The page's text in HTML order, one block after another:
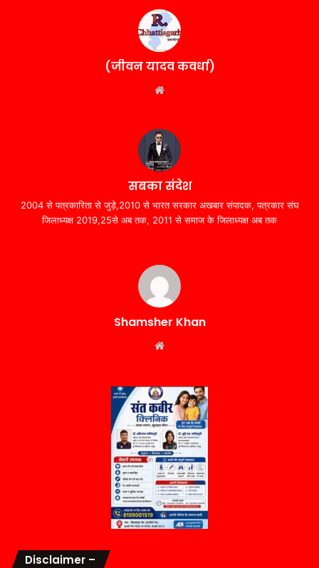
(जीवन यादव कवर्धा)
सबका संदेश
2004 से पत्रकारिता से जुड़े,2010 से भारत सरकार अखबार संपादक, पत्रकार संघ
जिलाध्यक्ष 2019,25से अब तक, 2011 से समाज के जिलाध्यक्ष अब तक
Shamsher Khan
Disclaimer –